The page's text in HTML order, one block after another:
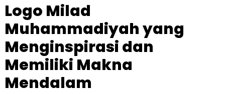
Logo Milad
Muhammadiyah yang
Menginspirasi dan
Memiliki Makna
Mendalam